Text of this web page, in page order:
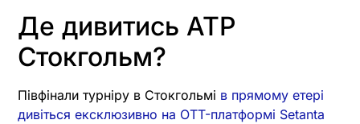
Де дивитись ATP
Стокгольм?
Півфінали турніру в Стокгольмі в прямому етері
дивіться ексклюзивно на OTT-платформі Setanta